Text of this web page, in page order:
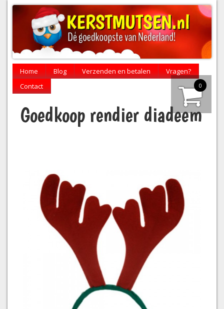
Home Blog Verzenden en betalen
Vragen?
Contact
0
Goedkoop rendier diadeem